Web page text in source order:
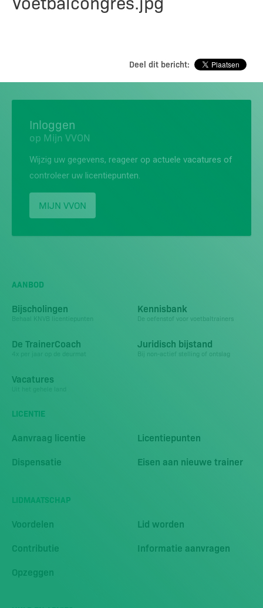
Deel dit bericht:
Inloggen
op Mijn VVON
Wijzig uw gegevens, reageer op actuele vacatures of
controleer uw licentiepunten.
MIJN VVON
AANBOD
Bijscholingen
Behaal KNVB licentiepunten
Kennisbank
De oefenstof voor voetbaltrainers
De TrainerCoach Juridisch bijstand
Bij non-actief stelling of ontslag
Vacatures
LICENTIE
Aanvraag licentie
Licentiepunten
Dispensatie
Eisen aan nieuwe trainer
LIDMAATSCHAP
Voordelen
Lid worden
Contributie
Informatie aanvragen
Opzeggen